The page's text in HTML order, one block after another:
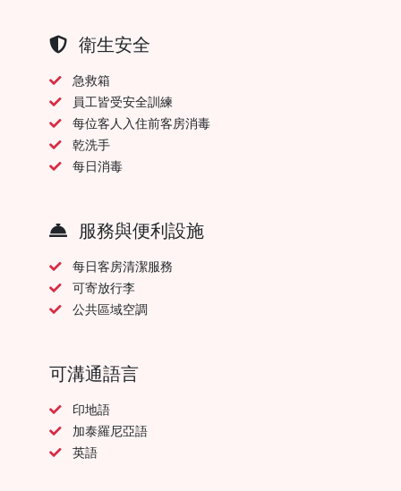
衛生安全
急救箱
員工皆受安全訓練
每位客人入住前客房消毒
乾洗手
每日消毒
服務與便利設施
每日客房清潔服務
可寄放行李
公共區域空調
可溝通語言
印地語
加泰羅尼亞語
英語